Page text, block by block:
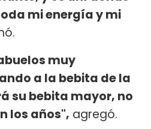
mi energía y mi
muy
a la bebita de la
su bebita mayor, no
los años", agregó.